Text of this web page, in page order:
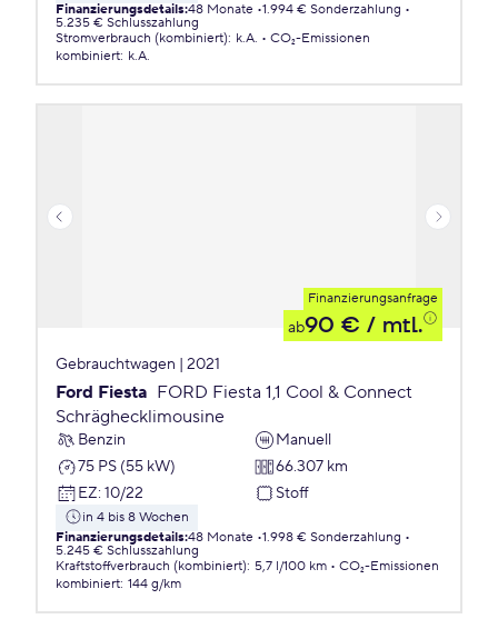
Finanzierungsdetails:48 Monate 1.994 € Sonderzahlung
5.235 € Schlusszahlung
Stromverbrauch (kombiniert): k.A.
CO₂-Emissionen
kombiniert: k.A.
Finanzierungsanfrage
ab90 € / mtl.
Gebrauchtwagen | 2021
Ford Fiesta FORD Fiesta 1,1 Cool & Connect
Schräghecklimousine
Benzin
Manuell
75 PS (55 kW)
66.307 km
EZ: 10/22 Stoff
in 4 bis 8 Wochen
Finanzierungsdetails:48 Monate 1.998 € Sonderzahlung
5.245 € Schlusszahlung
Kraftstoffverbrauch (kombiniert): 5,7 l/100 km
CO₂-Emissionen
kombiniert: 144 g/km